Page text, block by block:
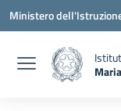
Vai ai contenuti
Vai al menu di
Vai al footer
Ministero